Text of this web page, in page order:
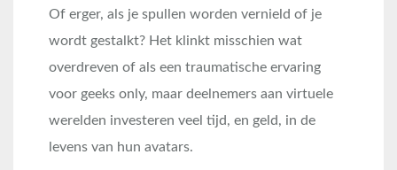
Of erger, als je spullen worden vernield of je
wordt gestalkt? Het klinkt misschien wat
overdreven of als een traumatische ervaring
voor geeks only, maar deelnemers aan virtuele
werelden investeren veel tijd, en geld, in de
levens van hun avatars.